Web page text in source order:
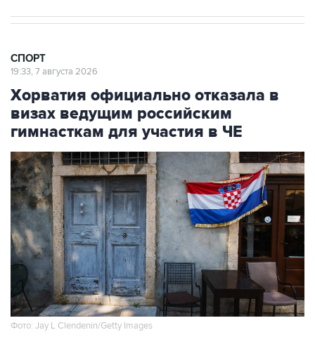
СПОРТ
19:33, 7 августа 2026
Хорватия официально отказала в
визах ведущим российским
гимнасткам для участия в ЧЕ
Фото: Jay L Clendenin/Getty Images